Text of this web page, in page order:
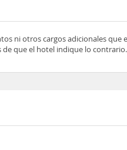
ni otros cargos adicionales
que el hotel indique lo contrario.